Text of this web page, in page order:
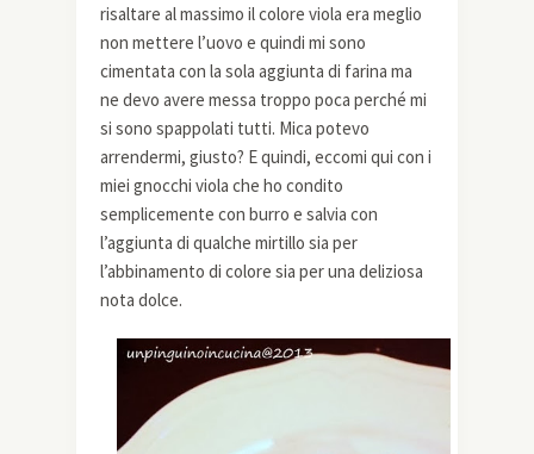
risaltare al massimo il colore viola era meglio
non mettere l’uovo e quindi mi sono
cimentata con la sola aggiunta di farina ma
ne devo avere messa troppo poca perché mi
si sono spappolati tutti. Mica potevo
arrendermi, giusto? E quindi, eccomi qui con i
miei gnocchi viola che ho condito
semplicemente con burro e salvia con
l’aggiunta di qualche mirtillo sia per
l’abbinamento di colore sia per una deliziosa
nota dolce.